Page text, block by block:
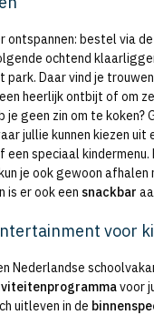
ontspannen: bestel via
ochtend
park. Daar vind je
heerlijk ontbijt of om
je geen zin om te koken?
jullie kunnen kiezen uit
speciaal kindermenu.
je ook gewoon afhalen
is er ook een snackbar
voor
Nederlandse
voor
uitleven in de